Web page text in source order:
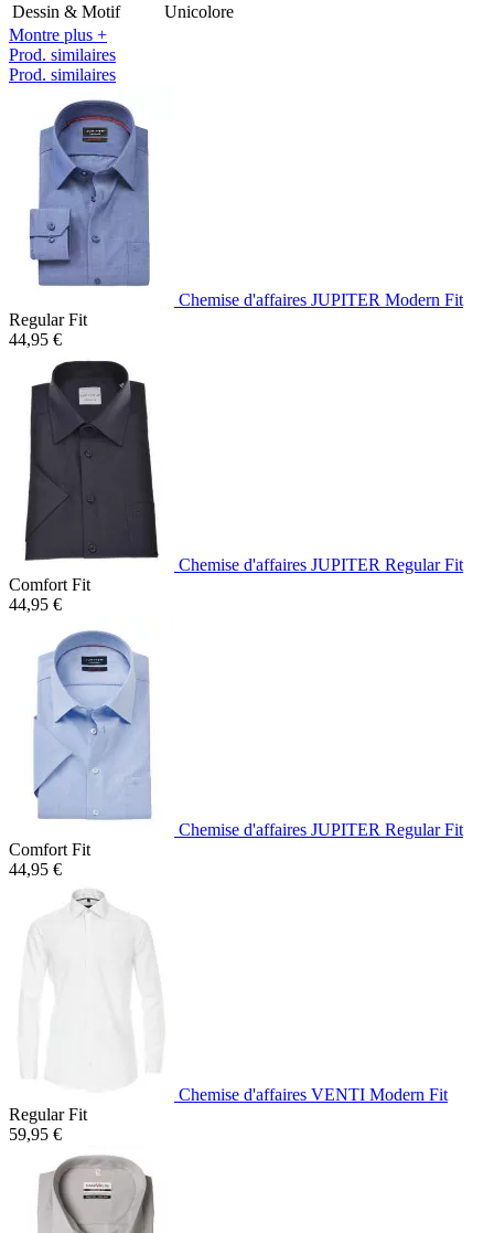
Dessin & Motif
Unicolore
Montre plus +
Prod. similaires
Prod. similaires
Chemise d'affaires JUPITER Modern Fit
Regular Fit
44,95 €
Chemise d'affaires JUPITER Regular Fit
Comfort Fit
44,95 €
Chemise d'affaires JUPITER Regular Fit
Comfort Fit
44,95 €
Chemise d'affaires VENTI Modern Fit
Regular Fit
59,95 €